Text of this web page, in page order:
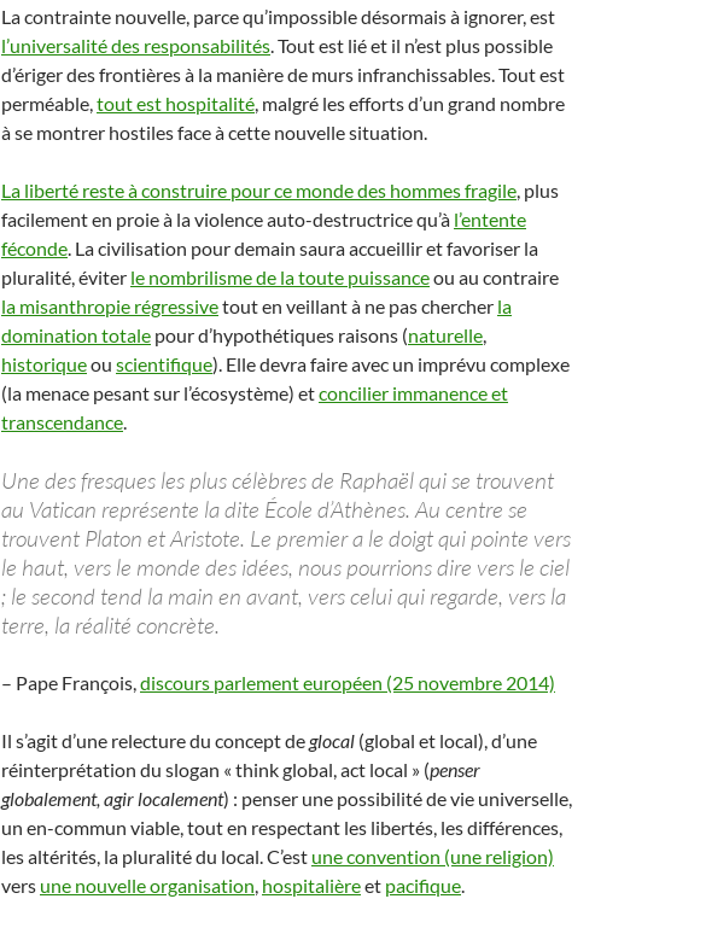
La contrainte nouvelle, parce qu’impossible désormais à ignorer, est
l’universalité des responsabilités. Tout est lié et il n’est plus possible
d’ériger des frontières à la manière de murs infranchissables. Tout est
perméable,tout est hospitalité, malgré les efforts d’un grand nombre
à se montrer hostiles face à cette nouvelle situation.
La liberté reste à construire pour ce monde des hommes fragile, plus
facilement en proie à la violence auto-destructrice qu’à l’entente
féconde. La civilisation pour demain saura accueillir et favoriser la
pluralité, éviter le nombrilisme de la toute puissanceou au contraire
la misanthropie régressivetout en veillant à ne pas chercher la
domination totale pour d’hypothétiques raisons (naturelle,
historiqueou scientifique). Elle devra faire avec un imprévu complexe
(la menace pesant sur l’écosystème) etconcilier immanence et
transcendance.
Une des fresques les plus célèbres de Raphaël qui se trouvent
au Vatican représente la dite École d’Athènes. Au centre se
trouvent Platon et Aristote. Le premier a le doigt qui pointe vers
le haut, vers le monde des idées, nous pourrions dire vers le ciel
; le second tend la main en avant, vers celui qui regarde, vers la
terre, la réalité concrète.
– Pape François,discours parlement européen (25 novembre 2014)
Il s’agit d’une relecture du concept de glocal (global et local), d’une
réinterprétation du slogan « think global, act local » (penser
globalement, agir localement) : penser une possibilité de vie universelle,
un en-commun viable, tout en respectant les libertés, les différences,
les altérités, la pluralité du local. C’est une convention (une religion)
vers une nouvelle organisation, hospitalièreet pacifique.